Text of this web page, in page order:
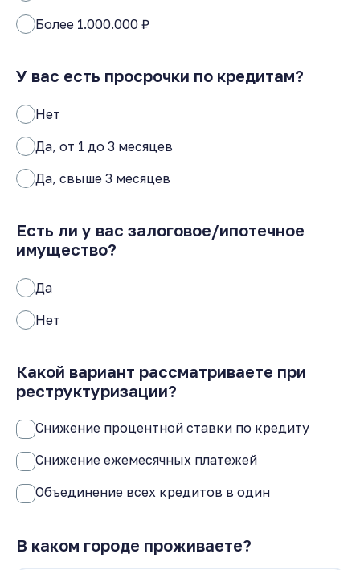
Более 1.000.000 ₽
У вас есть просрочки по кредитам?
Нет
Да, от 1 до 3 месяцев
Да, свыше 3 месяцев
Есть ли у вас залоговое/ипотечное
имущество?
Да
Нет
Какой вариант рассматриваете при
реструктуризации?
Снижение процентной ставки по кредиту
Снижение ежемесячных платежей
Объединение всех кредитов в один
В каком городе проживаете?